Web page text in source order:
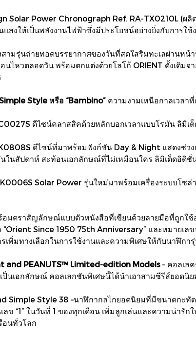
Solar Power Chronograph Ref. RA-TX0210L (ผลิ
แสงให้เป็นพลังงานไฟฟ้าซึ่งมีประโยชน์อย่างยิ่งกับการใ
ามรุ่นถ่ายทอดบรรยากาศของวันที่สดใสริมทะเลผ่านห
นไหวตลอดวัน พร้อมตกแต่งด้วยโลโก้ ORIENT ดั้งเดิม
Style หรือ “Bambino” ความงามเหนือกาลเวลา
ดีไซน์คลาสสิคด้วยหลักบอกเวลาแบบโรมัน ลิมิเ
ดีไซน์ที่มาพร้อมฟังก์ชัน Day & Night แสดงช่ว
ในสัปดาห์ สะท้อนเอกลักษณ์ที่ไม่เหมือนใคร ลิมิเต็ดอิดิชั่
Solar Power รุ่นใหม่มาพร้อมเครื่องระบบโซ
มตราสัญลักษณ์แบบตัวหนังสือที่เขียนด้วยลายมือที่ถูกใช้
“Orient Since 1950 75th Anniversary” และหมายเ
รเพิ่มทางเลือกในการใช้งานและความพิเศษให้กับนาฬิกา
and PEANUTS™ Limited-edition Models – คอลเล
ป็นเอกลักษณ์ คอลเลกชันพิเศษนี้ได้นำเอาสามซีรีส์ยอดนิ
Simple Style 38 –นาฬิกากลไกยอดนิยมที่มีขนาดกะ
ลข “1” ในวันที่ 1 ของทุกเดือน เพิ่มลูกเล่นและความน่า
อนทั่วโลก